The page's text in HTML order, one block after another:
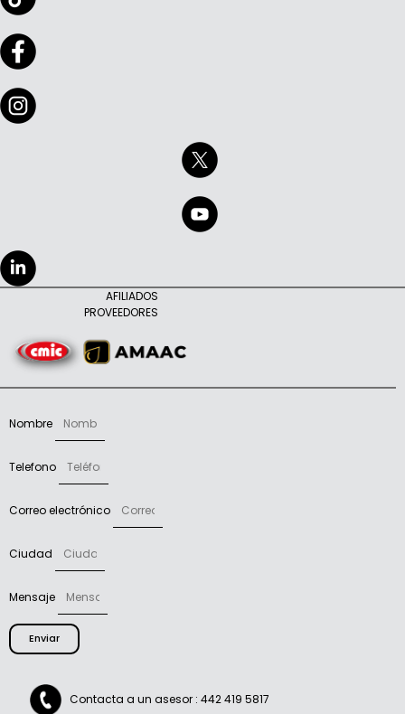
AFILIADOS
PROVEEDORES
Nombre
Telefono
Correo electrónico
Ciudad
Mensaje
Enviar
Contacta a un asesor : 442 419 5817